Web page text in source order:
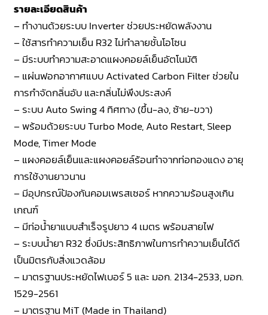
รายละเอียดสินค้า
– ทำงานด้วยระบบ Inverter ช่วยประหยัดพลังงาน
– ใช้สารทำความเย็น R32 ไม่ทำลายชั้นโอโซน
– มีระบบทำความสะอาดแผงคอยล์เย็นอัตโนมัติ
– แผ่นฟอกอากาศแบบ Activated Carbon Filter ช่วยใน
การกำจัดกลิ่นอับ และกลิ่นไม่พึงประสงค์
– ระบบ Auto Swing 4 ทิศทาง (ขึ้น-ลง, ซ้าย-ขวา)
– พร้อมด้วยระบบ Turbo Mode, Auto Restart, Sleep
Mode, Timer Mode
– แผงคอยล์เย็นและแผงคอยล์ร้อนทำจากท่อทองแดง อายุ
การใช้งานยาวนาน
– มีอุปกรณ์ป้องกันคอมเพรสเซอร์ หากความร้อนสูงเกิน
เกณฑ์
– มีท่อน้ำยาแบบสำเร็จรูปยาว 4 เมตร พร้อมสายไฟ
– ระบบน้ำยา R32 ซึ่งมีประสิทธิภาพในการทำความเย็นได้ดี
เป็นมิตรกับสิ่งแวดล้อม
– มาตรฐานประหยัดไฟเบอร์ 5 และ มอก. 2134-2533, มอก.
1529-2561
– มาตรฐาน MiT (Made in Thailand)